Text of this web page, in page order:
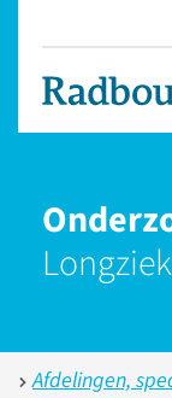
Afdelingen,